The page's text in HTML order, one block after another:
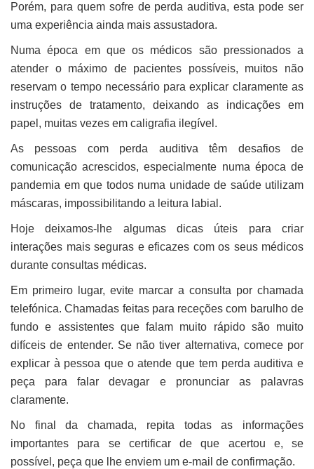
Porém, para quem sofre de perda auditiva, esta pode ser
uma experiência ainda mais assustadora.
Numa época em que os médicos são pressionados a
atender o máximo de pacientes possíveis, muitos não
reservam o tempo necessário para explicar claramente as
instruções de tratamento, deixando as indicações em
papel, muitas vezes em caligrafia ilegível.
As pessoas com perda auditiva têm desafios de
comunicação acrescidos, especialmente numa época de
pandemia em que todos numa unidade de saúde utilizam
máscaras, impossibilitando a leitura labial.
Hoje deixamos-lhe algumas dicas úteis para criar
interações mais seguras e eficazes com os seus médicos
durante consultas médicas.
Em primeiro lugar, evite marcar a consulta por chamada
telefónica. Chamadas feitas para receções com barulho de
fundo e assistentes que falam muito rápido são muito
difíceis de entender. Se não tiver alternativa, comece por
explicar à pessoa que o atende que tem perda auditiva e
peça para falar devagar e pronunciar as palavras
claramente.
No final da chamada, repita todas as informações
importantes para se certificar de que acertou e, se
possível, peça que lhe enviem um e-mail de confirmação.